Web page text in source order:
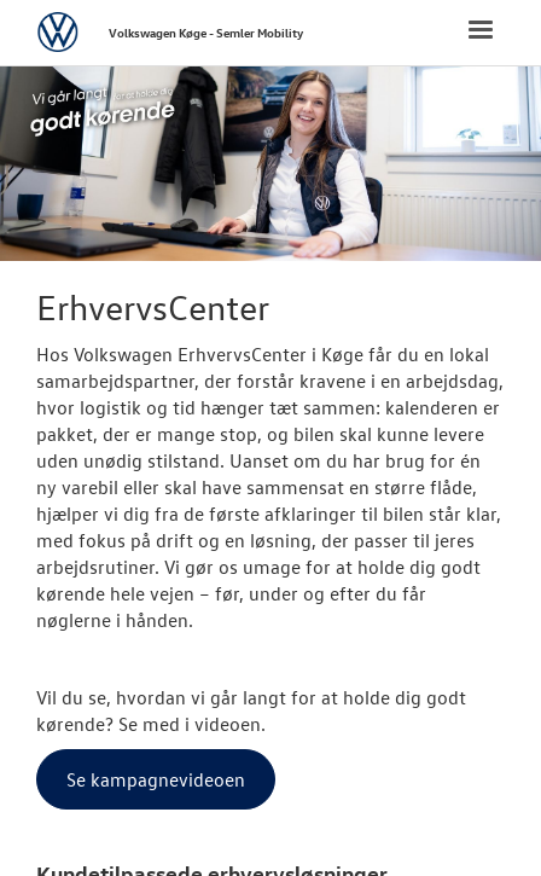
NYE
Modeller
Finansiering
Byg din
Book en
Garanti
Toggle
VolkswagenVolkswagen Køge - Semler Mobility
ErhvervsCenter
Hos Volkswagen ErhvervsCenter i Køge får du en lokal
samarbejdspartner, der forstår kravene i en arbejdsdag,
hvor logistik og tid hænger tæt sammen: kalenderen er
pakket, der er mange stop, og bilen skal kunne levere
uden unødig stilstand. Uanset om du har brug for én
ny varebil eller skal have sammensat en større flåde,
hjælper vi dig fra de første afklaringer til bilen står klar,
med fokus på drift og en løsning, der passer til jeres
arbejdsrutiner. Vi gør os umage for at holde dig godt
kørende hele vejen – før, under og efter du får
nøglerne i hånden.
Vil du se, hvordan vi går langt for at holde dig godt
kørende? Se med i videoen.
Se kampagnevideoen